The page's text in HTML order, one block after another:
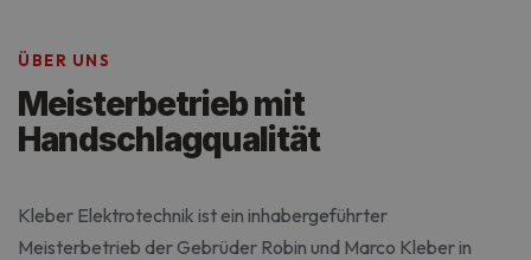
ÜBER UNS
Meisterbetrieb mit
Handschlagqualität
Kleber Elektrotechnik ist ein inhabergeführter
Meisterbetrieb der Gebrüder Robin und Marco Kleber in